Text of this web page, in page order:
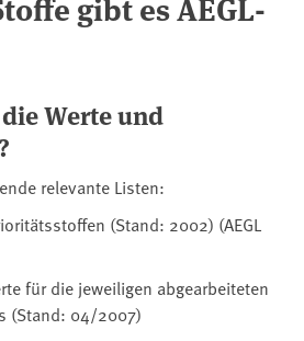
Werte und
relevante Listen:
(Stand: 2002) (AEGL
für die jeweiligen abgearbeiteten
(Stand: 04/2007)